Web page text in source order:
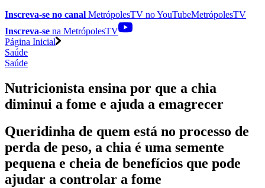
Inscreva-se no canal MetrópolesTV noYouTubeMetrópolesTV
Inscreva-se na MetrópolesTV
Página Inicial
Saúde
Saúde
Nutricionista ensina por que a chia
diminui a fome e ajuda a emagrecer
Queridinha de quem está no processo de
perda de peso, a chia é uma semente
pequena e cheia de benefícios que pode
ajudar a controlar a fome